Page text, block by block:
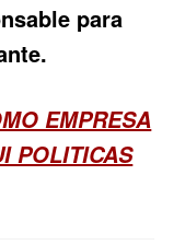
para
EMPRESA
POLITICAS